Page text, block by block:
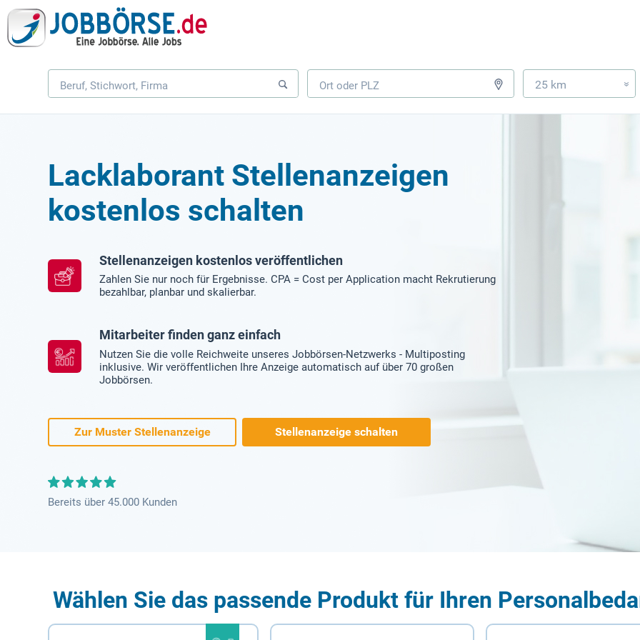
25 km »
Lacklaborant Stellenanzeigen
kostenlos schalten
Stellenanzeigen kostenlos veröffentlichen
Zahlen Sie nur noch für Ergebnisse. CPA = Cost per Application macht Rekrutierung
bezahlbar, planbar und skalierbar.
Mitarbeiter finden ganz einfach
Nutzen Sie die volle Reichweite unseres Jobbörsen-Netzwerks - Multiposting
inklusive. Wir veröffentlichen Ihre Anzeige automatisch auf über 70 großen
Jobbörsen.
Zur Muster Stellenanzeige Stellenanzeige schalten
Bereits über 45.000 Kunden
Wählen Sie das passende Produkt für Ihren